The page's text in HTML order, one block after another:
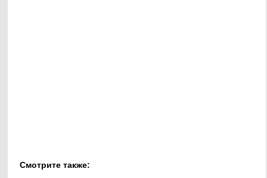
Смотрите также: